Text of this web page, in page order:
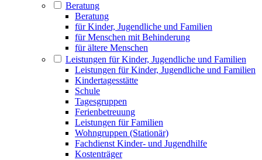
Beratung
Beratung
für Kinder, Jugendliche und Familien
für Menschen mit Behinderung
für ältere Menschen
Leistungen für Kinder, Jugendliche und Familien
Leistungen für Kinder, Jugendliche und Familien
Kindertagesstätte
Schule
Tagesgruppen
Ferienbetreuung
Leistungen für Familien
Wohngruppen (Stationär)
Fachdienst Kinder- und Jugendhilfe
Kostenträger